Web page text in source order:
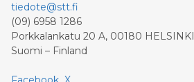
tiedote@stt.fi
(09) 6958 1286
Porkkalankatu 20 A, 00180 HELSINKI
Suomi – Finland